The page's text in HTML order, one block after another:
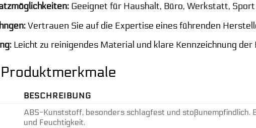
Geeignet für Haushalt, Büro, Werkstatt,
Vertrauen Sie auf die Expertise eines führenden
Leicht zu reinigendes Material und klare Kennzeichnung der
BESCHREIBUNG
ABS-Kunststoff, besonders schlagfest und
und Feuchtigkeit.